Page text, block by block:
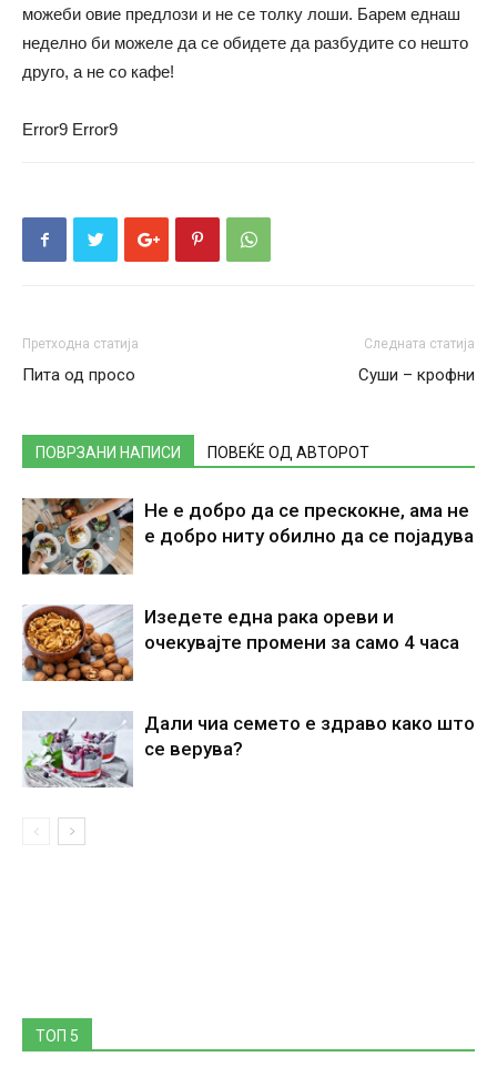
можеби овие предлози и не се толку лоши. Барем еднаш
неделно би можеле да се обидете да разбудите со нешто
друго, а не со кафе!
Error9 Error9
Претходна статија
Пита од просо
Следната статија
Суши – крофни
ПОВРЗАНИ НАПИСИ ПОВЕЌЕ ОД АВТОРОТ
Не е добро да се прескокне, ама не
е добро ниту обилно да се појадува
Изедете една рака ореви и
очекувајте промени за само 4 часа
Дали чиа семето е здраво како што
се верува?
ТОП 5